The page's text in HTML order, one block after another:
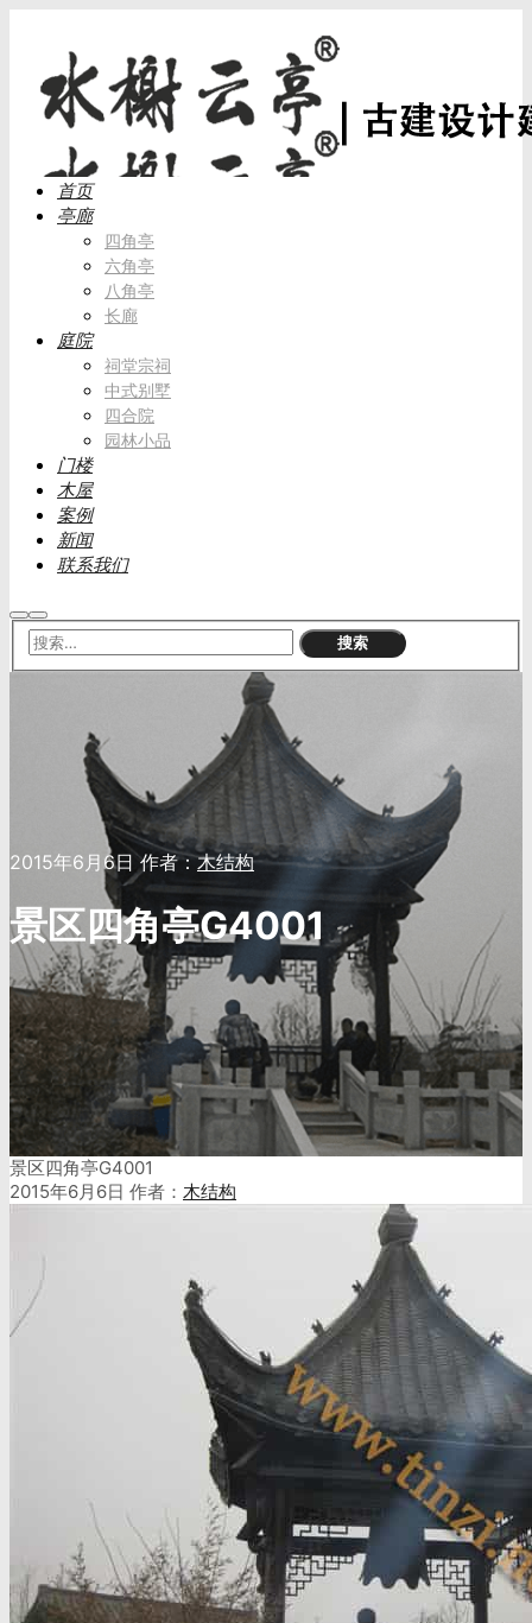
首页
亭廊
四角亭
六角亭
八角亭
长廊
庭院
祠堂宗祠
中式别墅
四合院
园林小品
门楼
木屋
案例
新闻
联系我们
搜 主
菜
单
2015年6月6日作者：木结构
景区四角亭G4001
景区四角亭G4001
2015年6月6日 作者： 木结构